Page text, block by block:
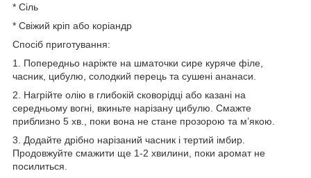
* Сіль
* Свіжий кріп або коріандр
Спосіб приготування:
1. Попередньо наріжте на шматочки сире куряче філе,
часник, цибулю, солодкий перець та сушені ананаси.
2. Нагрійте олію в глибокій сковорідці або казані на
середньому вогні, вкиньте нарізану цибулю. Смажте
приблизно 5 хв., поки вона не стане прозорою та м’якою.
3. Додайте дрібно нарізаний часник і тертий імбир.
Продовжуйте смажити ще 1-2 хвилини, поки аромат не
посилиться.